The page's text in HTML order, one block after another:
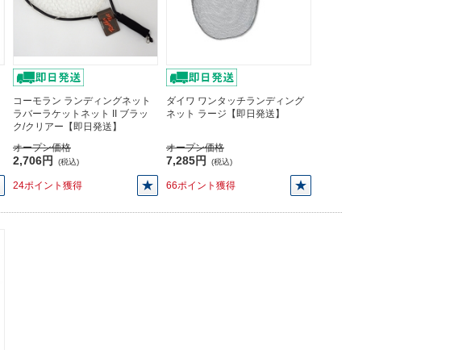
コーモラン ランディングネット
ラバーラケットネット II ブラッ
ク/クリアー【即日発送】
オープン価格
2,706円 (税込)
24ポイント獲得
ダイワ ワンタッチランディング
ネット ラージ【即日発送】
オープン価格
7,285円 (税込)
66ポイント獲得